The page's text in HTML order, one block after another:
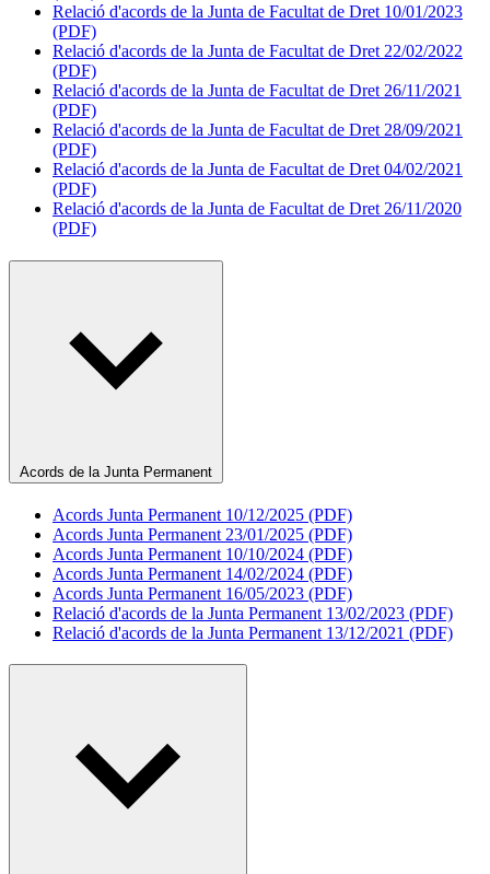
Relació d'acords de la Junta de Facultat de Dret 10/01/2023
(PDF)
Relació d'acords de la Junta de Facultat de Dret 22/02/2022
(PDF)
Relació d'acords de la Junta de Facultat de Dret 26/11/2021
(PDF)
Relació d'acords de la Junta de Facultat de Dret 28/09/2021
(PDF)
Relació d'acords de la Junta de Facultat de Dret 04/02/2021
(PDF)
Relació d'acords de la Junta de Facultat de Dret 26/11/2020
(PDF)
Acords de la Junta Permanent
Acords Junta Permanent 10/12/2025 (PDF)
Acords Junta Permanent 23/01/2025 (PDF)
Acords Junta Permanent 10/10/2024 (PDF)
Acords Junta Permanent 14/02/2024 (PDF)
Acords Junta Permanent 16/05/2023 (PDF)
Relació d'acords de la Junta Permanent 13/02/2023 (PDF)
Relació d'acords de la Junta Permanent 13/12/2021 (PDF)